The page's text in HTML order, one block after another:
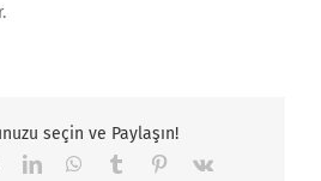
seçin ve Paylaşın!
LinkedInWhatsApp
Tumblr Pinterest
Vk